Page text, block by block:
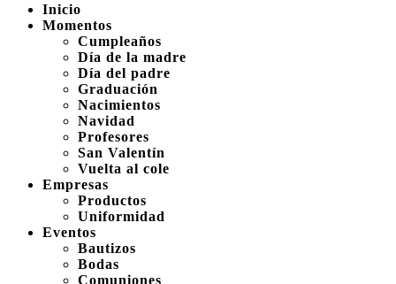
Inicio
Momentos
Cumpleaños
Día de la madre
Día del padre
Graduación
Nacimientos
Navidad
Profesores
San Valentín
Vuelta al cole
Empresas
Productos
Uniformidad
Eventos
Bautizos
Bodas
Comuniones